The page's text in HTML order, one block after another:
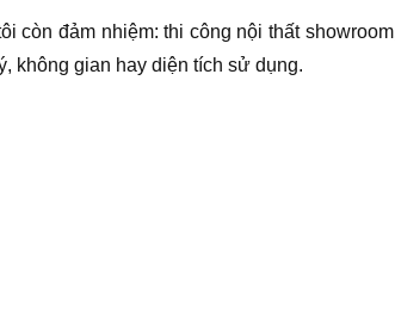
còn đảm nhiệm: thi công nội thất
không gian hay diện tích sử dụng.